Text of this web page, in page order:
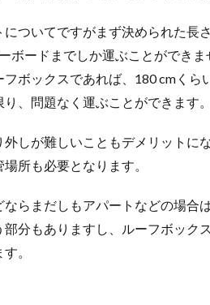
についてですがまず決められた長
ボードまでしか運ぶことができま
フボックスであれば、180 cmくら
り、問題なく運ぶことができます。
しが難しいこともデメリットにな
場所も必要となります。
らまだしもアパートなどの場合
部分もありますし、ルーフボック
。